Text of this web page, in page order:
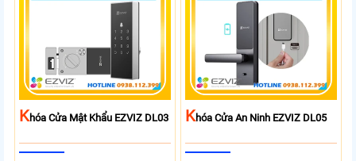
KHóa Cửa Mật Khẩu EZVIZ DL03 KHóa Cửa An Ninh EZVIZ DL05